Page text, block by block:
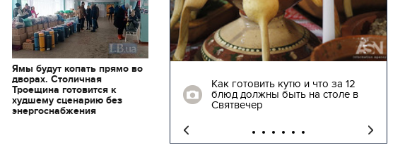
Ямы будут копать прямо во
дворах. Столичная
Троещина готовится к
худшему сценарию без
энергоснабжения
11.10.2017 | 16:22
Времена Руси: как выглядят
декорации к фильму
"Сторожевая застава"
Как готовить кутю и что за 12
блюд должны быть на столе в
Святвечер